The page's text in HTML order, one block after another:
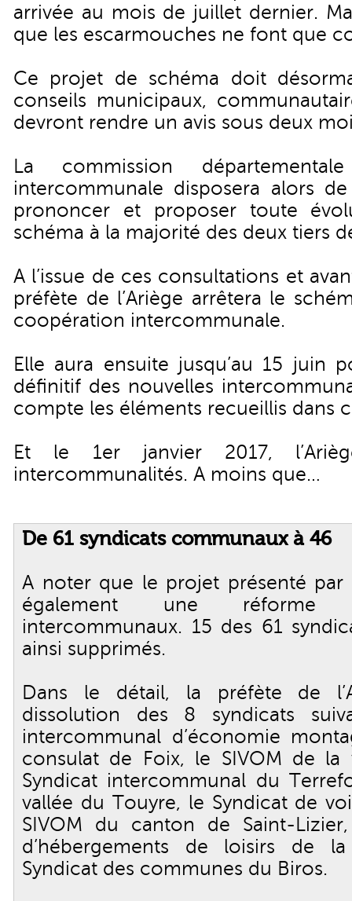
arrivée au mois de juillet dernier.
que les escarmouches ne font que
Ce projet de schéma doit
conseils municipaux,
devront rendre un avis sous deux
La commission
intercommunale disposera alors
prononcer et proposer toute
schéma à la majorité des deux tiers
A l’issue de ces consultations et
préfète de l’Ariège arrêtera le
coopération intercommunale.
Elle aura ensuite jusqu’au 15 juin
définitif des nouvelles
compte les éléments recueillis dans
Et le 1er janvier 2017,
intercommunalités. A moins que…
De 61 syndicats communaux à 46
A noter que le projet présenté par
également une réforme
intercommunaux. 15 des 61
ainsi supprimés.
Dans le détail, la préfète de
dissolution des 8 syndicats
intercommunal d’économie
consulat de Foix, le SIVOM de
Syndicat intercommunal du
vallée du Touyre, le Syndicat de
SIVOM du canton de Saint-
d’hébergements de loisirs de
Syndicat des communes du Biros.